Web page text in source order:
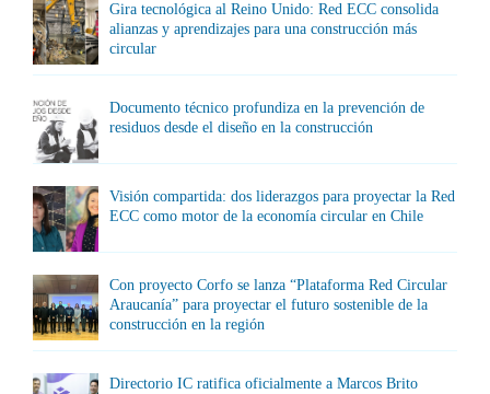
Gira tecnológica al Reino Unido: Red ECC consolida
alianzas y aprendizajes para una construcción más
circular
Documento técnico profundiza en la prevención de
residuos desde el diseño en la construcción
Visión compartida: dos liderazgos para proyectar la Red
ECC como motor de la economía circular en Chile
Con proyecto Corfo se lanza “Plataforma Red Circular
Araucanía” para proyectar el futuro sostenible de la
construcción en la región
Directorio IC ratifica oficialmente a Marcos Brito